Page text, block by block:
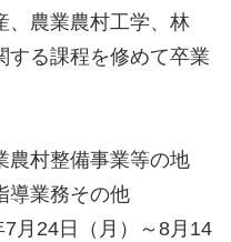
業農村工学、林
する課程を修めて卒業
農村整備事業等の地
導業務その他
月24日（月）～8月14